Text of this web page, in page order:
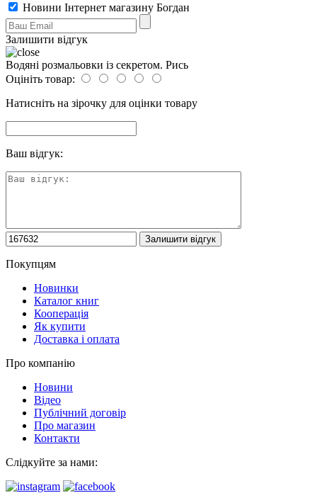
Новини Інтернет магазину Богдан
Залишити відгук
Водяні розмальовки із секретом. Рись
Оцініть товар:
Натисніть на зірочку для оцінки товару
Ваш відгук:
Покупцям
Новинки
Каталог книг
Кооперація
Як купити
Доставка і оплата
Про компанію
Новини
Відео
Публічний договір
Про магазин
Контакти
Слідкуйте за нами: